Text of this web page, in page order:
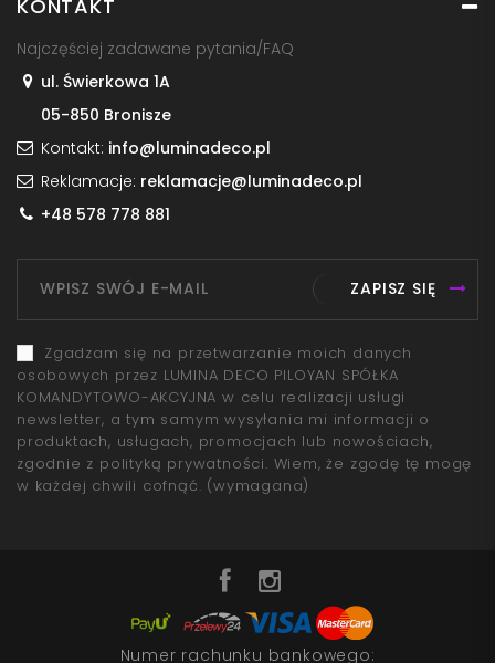
KONTAKT
Najczęściej zadawane pytania/FAQ
ul. Świerkowa 1A
05-850 Bronisze
Kontakt: info@luminadeco.pl
Reklamacje: reklamacje@luminadeco.pl
+48 578 778 881
ZAPISZ SIĘ
Zgadzam się na przetwarzanie moich danych
osobowych przez LUMINA DECO PILOYAN SPÓŁKA
KOMANDYTOWO-AKCYJNA w celu realizacji usługi
newsletter, a tym samym wysyłania mi informacji o
produktach, usługach, promocjach lub nowościach,
zgodnie z polityką prywatności. Wiem, że zgodę tę mogę
w każdej chwili cofnąć. (wymagana)
Numer rachunku bankowego: